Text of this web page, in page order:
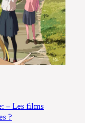
– Les films
?